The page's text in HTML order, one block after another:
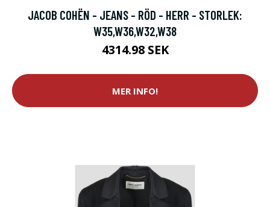
JACOB COHËN - JEANS - RÖD - HERR - STORLEK:
W35,W36,W32,W38
4314.98 SEK
MER INFO!